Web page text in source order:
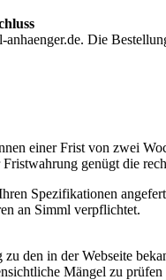
Die
einer Frist von zwei
genügt die
Spezifikationen
an Simml verpflichtet.
den in der Webseite
Mängel zu